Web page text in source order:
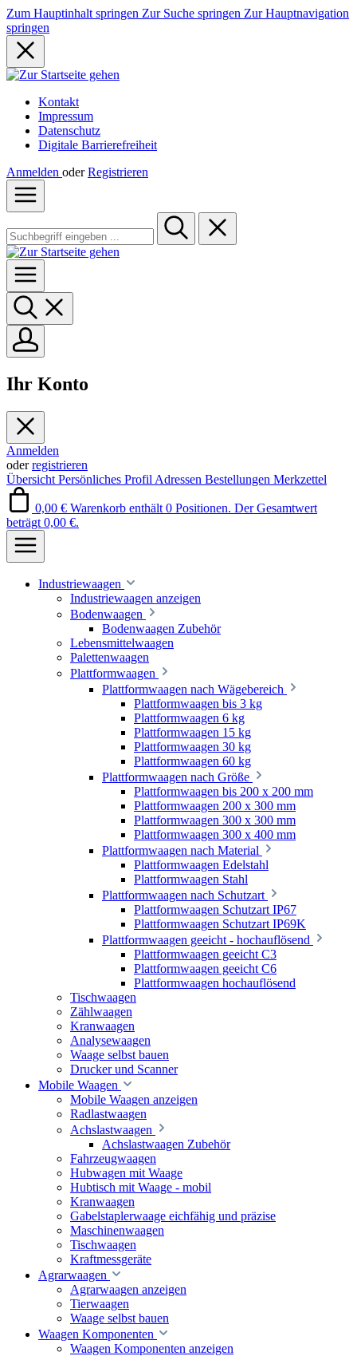
Zum Hauptinhalt springen Zur Suche springen Zur Hauptnavigation
springen
Kontakt
Impressum
Datenschutz
Digitale Barrierefreiheit
Anmelden oder Registrieren
Ihr Konto
Anmelden
oderregistrieren
Übersicht Persönliches Profil Adressen Bestellungen Merkzettel
0,00 € Warenkorb enthält 0 Positionen. Der Gesamtwert
beträgt 0,00 €.
Industriewaagen
Industriewaagen anzeigen
Bodenwaagen
Bodenwaagen Zubehör
Lebensmittelwaagen
Palettenwaagen
Plattformwaagen
Plattformwaagen nach Wägebereich
Plattformwaagen bis 3 kg
Plattformwaagen 6 kg
Plattformwaagen 15 kg
Plattformwaagen 30 kg
Plattformwaagen 60 kg
Plattformwaagen nach Größe
Plattformwaagen bis 200 x 200 mm
Plattformwaagen 200 x 300 mm
Plattformwaagen 300 x 300 mm
Plattformwaagen 300 x 400 mm
Plattformwaagen nach Material
Plattformwaagen Edelstahl
Plattformwaagen Stahl
Plattformwaagen nach Schutzart
Plattformwaagen Schutzart IP67
Plattformwaagen Schutzart IP69K
Plattformwaagen geeicht - hochauflösend
Plattformwaagen geeicht C3
Plattformwaagen geeicht C6
Plattformwaagen hochauflösend
Tischwaagen
Zählwaagen
Kranwaagen
Analysewaagen
Waage selbst bauen
Drucker und Scanner
Mobile Waagen
Mobile Waagen anzeigen
Radlastwaagen
Achslastwaagen
Achslastwaagen Zubehör
Fahrzeugwaagen
Hubwagen mit Waage
Hubtisch mit Waage - mobil
Kranwaagen
Gabelstaplerwaage eichfähig und präzise
Maschinenwaagen
Tischwaagen
Kraftmessgeräte
Agrarwaagen
Agrarwaagen anzeigen
Tierwaagen
Waage selbst bauen
Waagen Komponenten
Waagen Komponenten anzeigen